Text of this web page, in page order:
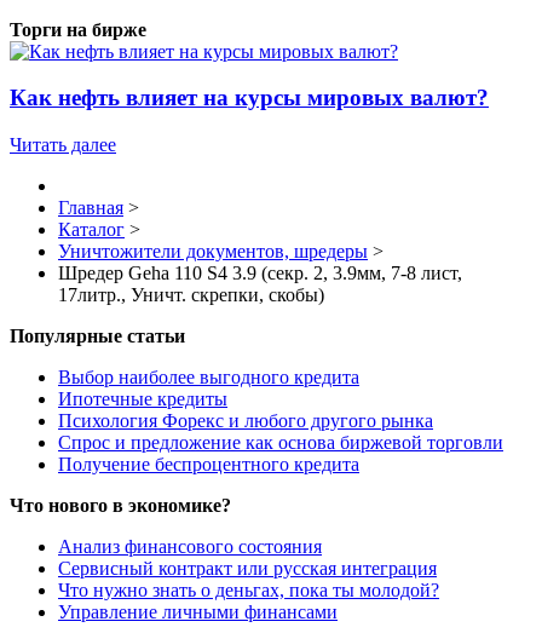
Торги на бирже
Как нефть влияет на курсы мировых валют?
Читать далее
Главная >
Каталог >
Уничтожители документов, шредеры >
Шредер Geha 110 S4 3.9 (секр. 2, 3.9мм, 7-8 лиcт,
17литр., Уничт. скрепки, скобы)
Популярные статьи
Выбор наиболее выгодного кредита
Ипотечные кредиты
Психология Форекс и любого другого рынка
Спрос и предложение как основа биржевой торговли
Получение беспроцентного кредита
Что нового в экономике?
Анализ финансового состояния
Сервисный контракт или русская интеграция
Что нужно знать о деньгах, пока ты молодой?
Управление личными финансами